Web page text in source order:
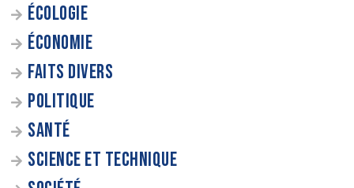
ÉCOLOGIE
ÉCONOMIE
FAITS DIVERS
POLITIQUE
SANTÉ
SCIENCE ET TECHNIQUE